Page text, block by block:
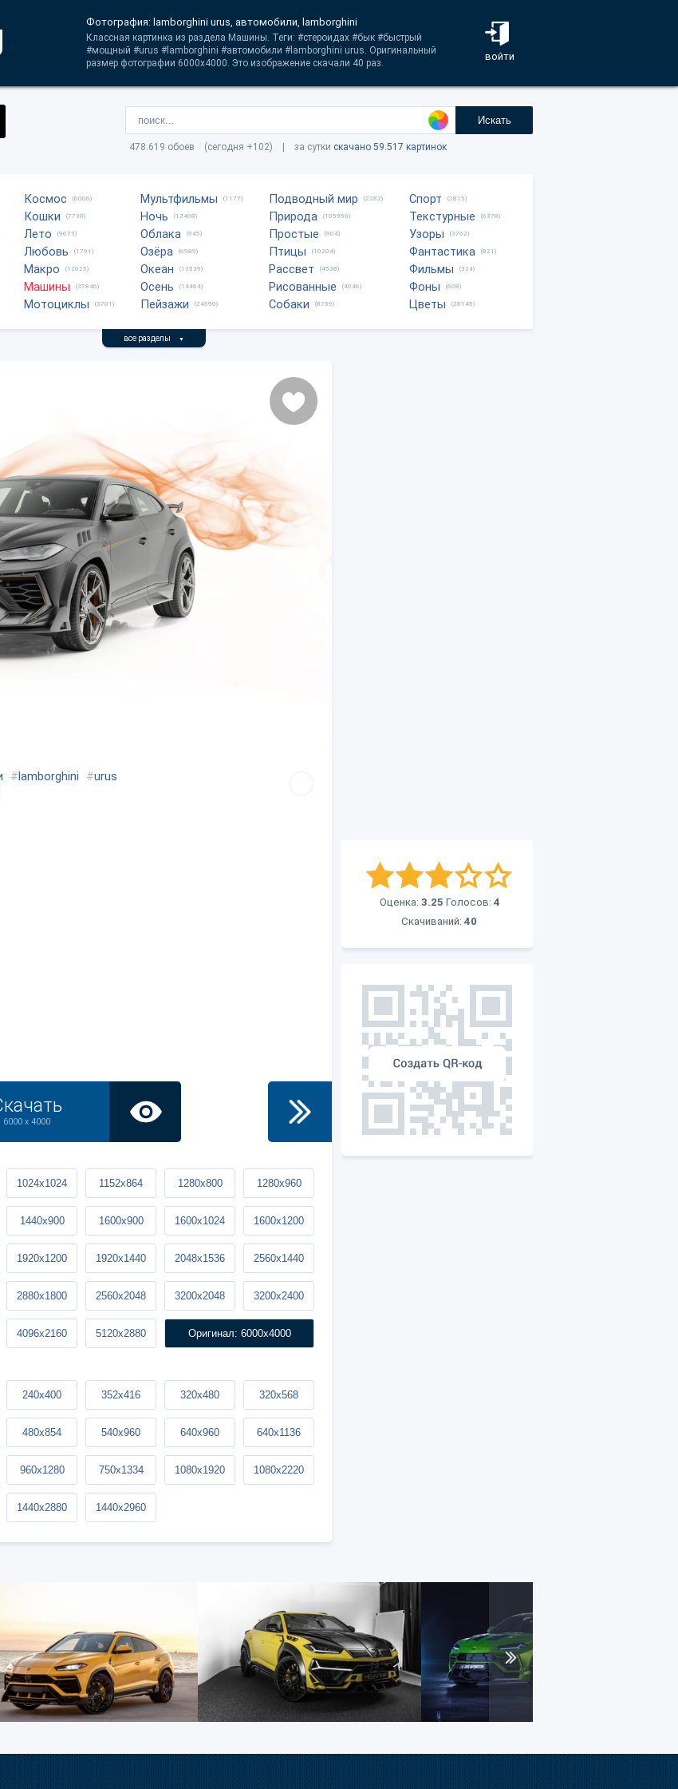
войти
Фотография: lamborghini urus, автомобили, lamborghini
Классная картинка из раздела Машины. Теги: #стероидах #бык #быстрый
#мощный #urus #lamborghini #автомобили #lamborghini urus. Оригинальный
размер фотографии 6000x4000. Это изображение скачали 40 раз.
Искать
478.619 обоев (сегодня +102) | за сутки скачано 59.517 картинок
Космос (6006)
Кошки (7730)
Лето (9673)
Любовь (1791)
Макро (12625)
Машины (37846)
Мотоциклы (3701)
Мультфильмы (1177)
Ночь (12408)
Облака (945)
Озёра (6989)
Океан (13539)
Осень (14464)
Пейзажи (24590)
Подводный мир (2282)
Природа (105950)
Простые (904)
Птицы (10204)
Рассвет (4538)
Рисованные (4046)
Собаки (8759)
Спорт (1815)
Текстурные (6378)
Узоры (3762)
Фантастика (821)
Фильмы (334)
Фоны (608)
Цветы (28145)
все разделы ▼
Оценка: 3.25 Голосов: 4
Скачиваний: 40
#lamborghini #urus
6000 x 4000
1024x1024 1152x864 1280x800 1280x960
1440x900 1600x900 1600x1024 1600x1200
1920x1200 1920x1440 2048x1536 2560x1440
2880x1800 2560x2048 3200x2048 3200x2400
4096x2160 5120x2880 Оригинал: 6000x4000
240x400 352x416 320x480 320x568
480x854 540x960 640x960 640x1136
960x1280 750x1334 1080x1920 1080x2220
1440x2880 1440x2960